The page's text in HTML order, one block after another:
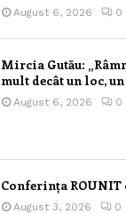
August 6, 2026 0
Mircia Gutău:
mult decât un loc,
August 6, 2026 0
Conferința ROUNIT
August 3, 2026 0